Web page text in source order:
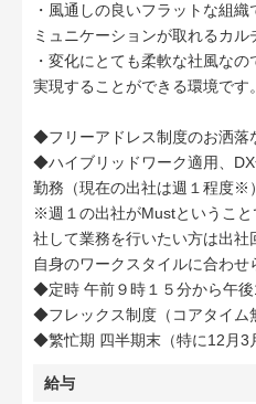
・風通しの良いフラットな組
ミュニケーションが取れるカル
・変化にとても柔軟な社風な
実現することができる環境です。
◆フリーアドレス制度のお洒落
◆ハイブリッドワーク適用、
勤務（現在の出社は週１程度※）
※週１の出社がMustというこ
社して業務を行いたい方は出
自身のワークスタイルに合わせ
◆定時 午前９時１５分から午後
◆フレックス制度（コアタイム
◆繁忙期 四半期末（特に12月3
給与